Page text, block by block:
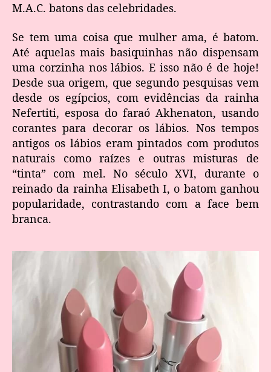
M.A.C. batons das celebridades.
Se tem uma coisa que mulher ama, é batom.
Até aquelas mais basiquinhas não dispensam
uma corzinha nos lábios. E isso não é de hoje!
Desde sua origem, que segundo pesquisas vem
desde os egípcios, com evidências da rainha
Nefertiti, esposa do faraó Akhenaton, usando
corantes para decorar os lábios. Nos tempos
antigos os lábios eram pintados com produtos
naturais como raízes e outras misturas de
“tinta” com mel. No século XVI, durante o
reinado da rainha Elisabeth I, o batom ganhou
popularidade, contrastando com a face bem
branca.